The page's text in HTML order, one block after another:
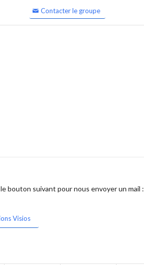
Contacter le groupe
bouton suivant pour nous envoyer un mail :
Visios